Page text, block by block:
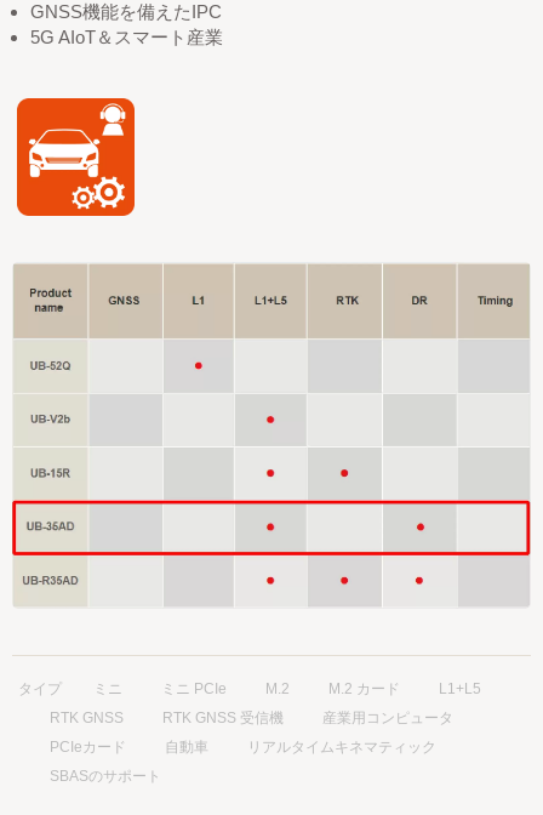
GNSS機能を備えたIPC
5G AIoT＆スマート産業
タイプ ミニ ミニ PCIe M.2 M.2 カード
L1+L5
RTK GNSS
RTK GNSS 受信機
産業用コンピュータ
PCIeカード
自動車
リアルタイムキネマティック
SBASのサポート